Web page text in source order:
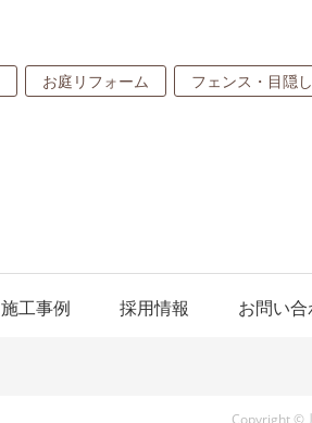
お庭リフォーム フェンス・目隠し
施工事例 採用情報 お問い
Copyright ©